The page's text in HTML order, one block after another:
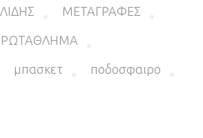
ΜΕΤΑΓΡΑΦΕΣ
μπασκετ ποδοσφαιρο